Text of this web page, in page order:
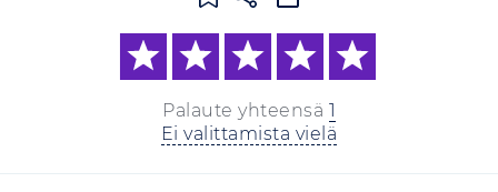
Palaute yhteensä 1
Ei valittamista vielä